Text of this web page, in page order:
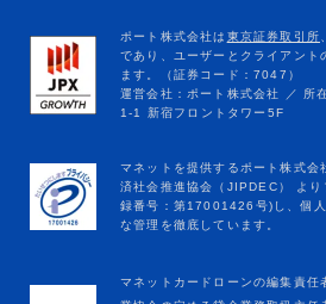
マネットカードローンの編集責任